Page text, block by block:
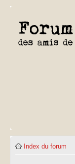
Index du forum